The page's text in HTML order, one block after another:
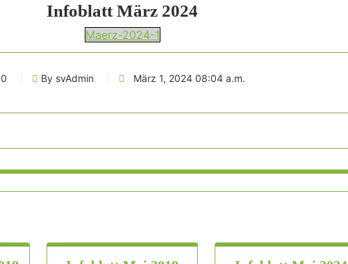
Infoblatt März 2024
Maerz-2024-1
0 By svAdmin März 1, 2024 08:04 a.m.